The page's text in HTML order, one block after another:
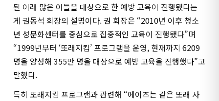
된 이래 많은 이들을 대상으로 한 예방 교육이 진행됐다는
게 권동석 회장의 설명이다. 권 회장은 “2010년 이후 청소
년 성문화센터를 중심으로 집중적인 교육이 진행됐다”며
“1999년부터 ‘또래지킴’ 프로그램을 운영, 현재까지 6209
명을 양성해 355만 명을 대상으로 예방 교육을 진행했다”고
말했다.
특히 또래지킴 프로그램과 관련해 “에이즈는 같은 또래 사